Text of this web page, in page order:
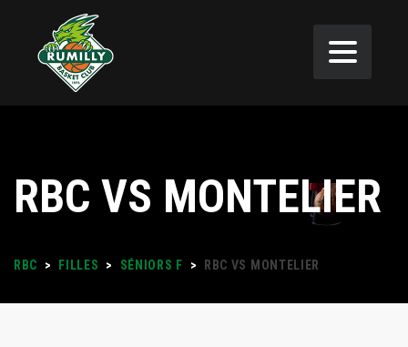
RBC VS MONTELIER
RBC > FILLES > SÉNIORS F > RBC VS MONTELIER